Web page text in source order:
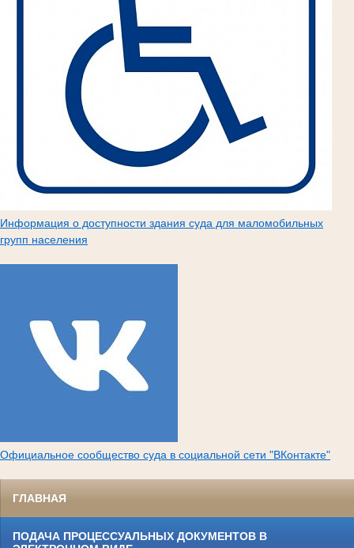
Информация о доступности здания суда для маломобильных
групп населения
Официальное сообщество суда в социальной сети "ВКонтакте"
ГЛАВНАЯ
ПОДАЧА ПРОЦЕССУАЛЬНЫХ ДОКУМЕНТОВ В